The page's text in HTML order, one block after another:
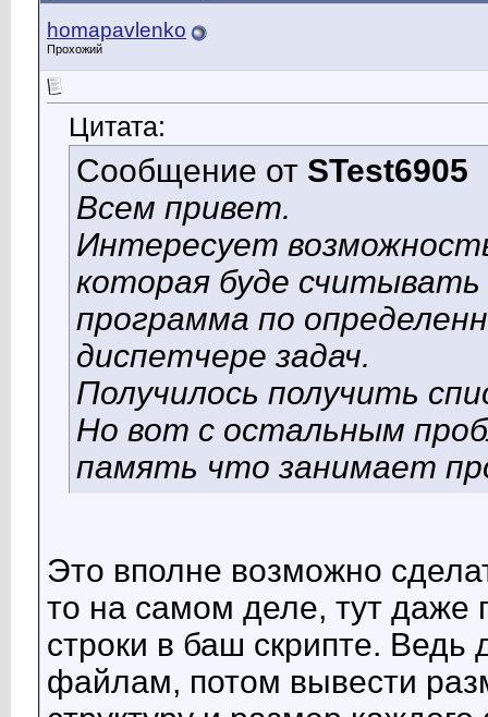
homapavlenko
Прохожий
Цитата:
Сообщение от STest6905
Всем привет.
Интересует
которая буде
программа по
диспетчере задач.
Получилось получить
Но вот с остальным
память что занимает
Это вполне возможно
то на самом деле, тут даже
строки в баш скрипте. Ведь
файлам, потом вывести